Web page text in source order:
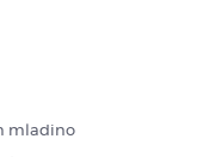
mladino